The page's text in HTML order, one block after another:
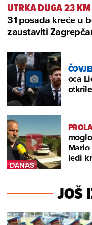
UTRKA DUGA 23 KM
31 posada kreće u
zaustaviti
oca
ledi
JOŠ